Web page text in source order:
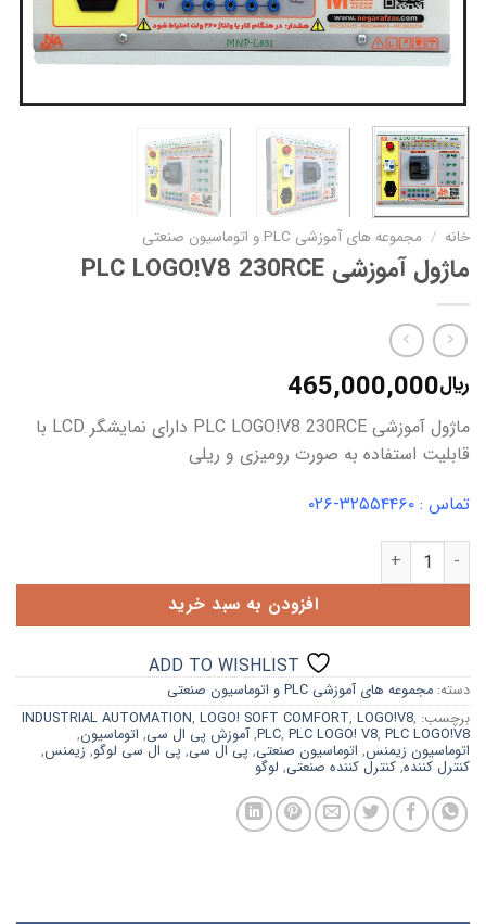
خانه / مجموعه های آموزشی PLC و اتوماسیون صنعتی
ماژول آموزشی PLC LOGO!V8 230RCE
﷼465,000,000
ماژول آموزشی PLC LOGO!V8 230RCE دارای نمایشگر LCD با
قابلیت استفاده به صورت رومیزی و ریلی
تماس : ۳۲۵۵۴۴۶۰-۰۲۶
ماژول آموزشی PLC LOGO!V8 230RCE عدد
افزودن به سبد خرید
ADD TO WISHLIST
دسته:مجموعه های آموزشی PLC و اتوماسیون صنعتی
برچسب:
INDUSTRIAL AUTOMATION,LOGO! SOFT COMFORT,LOGO!V8,
PLC,PLC LOGO! V8,PLC LOGO!V8
,آموزش پی ال سی,اتوماسیون,
اتوماسیون زیمنس, اتوماسیون صنعتی,پی ال سی,پی ال سی لوگو,زیمنس,
کنترل کننده,کنترل کننده صنعتی,لوگو